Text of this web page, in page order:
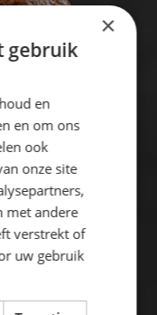
en verse
te bestellen!
×
gebruik
en
en om ons
ook
onze site
met andere
verstrekt of
uw gebruik